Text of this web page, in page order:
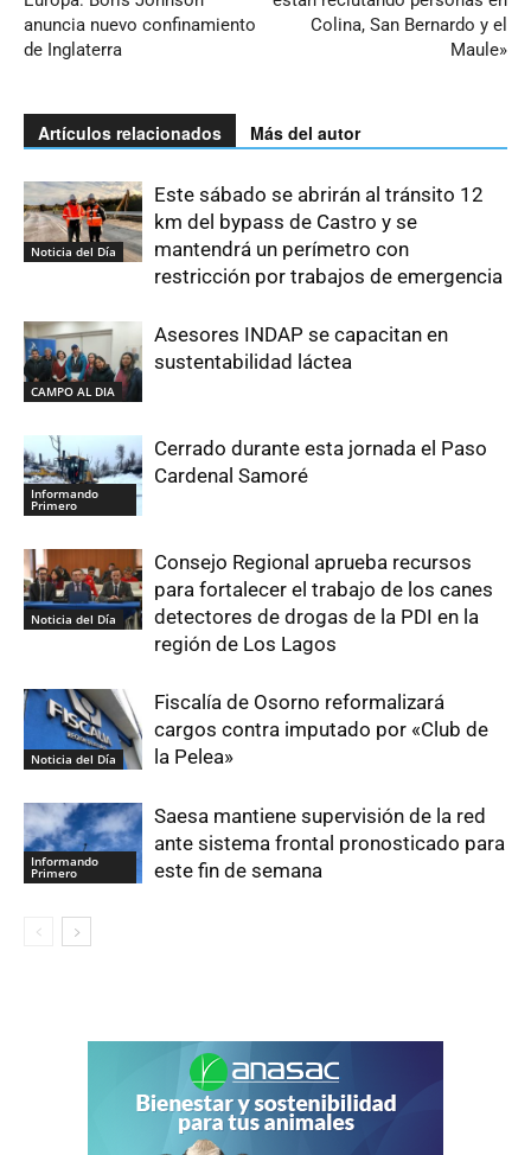
anuncia nuevo confinamiento
de Inglaterra
Colina, San Bernardo y el
Maule»
Artículos relacionados Más del autor
Noticia del Día
Este sábado se abrirán al tránsito 12
km del bypass de Castro y se
mantendrá un perímetro con
restricción por trabajos de emergencia
CAMPO AL DIA
Asesores INDAP se capacitan en
sustentabilidad láctea
Informando
Primero
Cerrado durante esta jornada el Paso
Cardenal Samoré
Noticia del Día
Consejo Regional aprueba recursos
para fortalecer el trabajo de los canes
detectores de drogas de la PDI en la
región de Los Lagos
Noticia del Día
Fiscalía de Osorno reformalizará
cargos contra imputado por «Club de
la Pelea»
Informando
Primero
Saesa mantiene supervisión de la red
ante sistema frontal pronosticado para
este fin de semana